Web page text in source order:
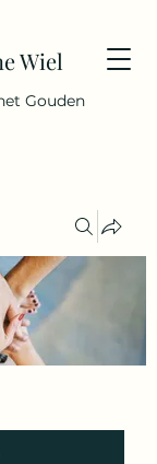
Wiel
Gouden